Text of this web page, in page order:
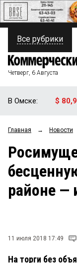
ПОЛИТИКА
ФИНАНСЫ
ОБЩЕСТВО
ЗАКОН
НОВОСТИ
Все рубрики
Четверг, 6 Августа
В Омске: $
Главная → Новости
районе —
11 июля 2018 17:49
На торги без